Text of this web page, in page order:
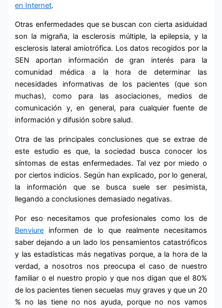
en Internet.
Otras enfermedades que se buscan con cierta asiduidad
son la migraña, la esclerosis múltiple, la epilepsia, y la
esclerosis lateral amiotrófica. Los datos recogidos por la
SEN aportan información de gran interés para la
comunidad médica a la hora de determinar las
necesidades informativas de los pacientes (que son
muchas), como para las asociaciones, medios de
comunicación y, en general, para cualquier fuente de
información y difusión sobre salud.
Otra de las principales conclusiones que se extrae de
este estudio es que, la sociedad busca conocer los
síntomas de estas enfermedades. Tal vez por miedo o
por ciertos indicios. Según han explicado, por lo general,
la información que se busca suele ser pesimista,
llegando a conclusiones demasiado negativas.
Por eso necesitamos que profesionales como los de
Benviure informen de lo que realmente necesitamos
saber dejando a un lado los pensamientos catastróficos
y las estadísticas más negativas porque, a la hora de la
verdad, a nosotros nos preocupa el caso de nuestro
familiar o el nuestro propio y que nos digan que el 80%
de los pacientes tienen secuelas muy graves y que un 20
% no las tiene no nos ayuda, porque no nos vamos